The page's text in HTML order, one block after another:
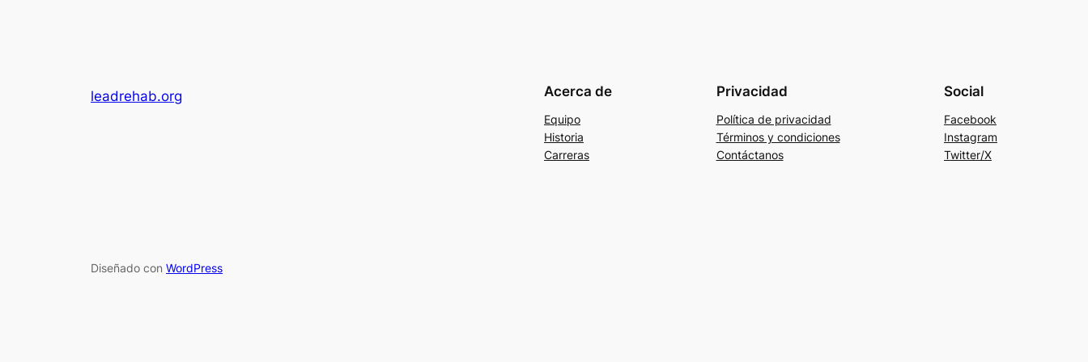
leadrehab.org Acerca de
Equipo
Historia
Carreras
Privacidad
Política de privacidad
Términos y condiciones
Contáctanos
Social
Facebook
Instagram
Twitter/X
Diseñado con WordPress